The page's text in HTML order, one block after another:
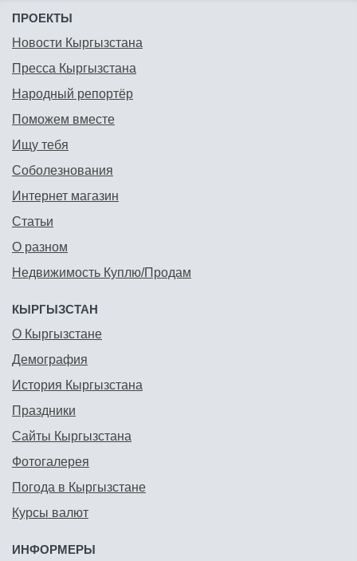
ПРОЕКТЫ
Новости Кыргызстана
Пресса Кыргызстана
Народный репортёр
Поможем вместе
Ищу тебя
Соболезнования
Интернет магазин
Статьи
О разном
Недвижимость Куплю/Продам
КЫРГЫЗСТАН
О Кыргызстане
Демография
История Кыргызстана
Праздники
Сайты Кыргызстана
Фотогалерея
Погода в Кыргызстане
Курсы валют
ИНФОРМЕРЫ